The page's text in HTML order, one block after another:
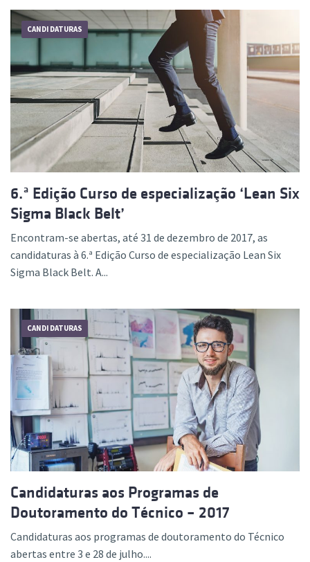
CANDIDATURAS
6.ª Edição Curso de especialização ‘Lean Six
Sigma Black Belt’
Encontram-se abertas, até 31 de dezembro de 2017, as
candidaturas à 6.ª Edição Curso de especialização Lean Six
Sigma Black Belt. A...
CANDIDATURAS
Candidaturas aos Programas de
Doutoramento do Técnico – 2017
Candidaturas aos programas de doutoramento do Técnico
abertas entre 3 e 28 de julho....